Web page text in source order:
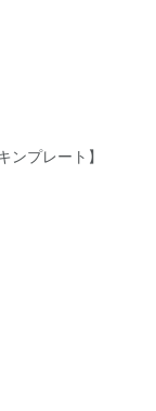
ンプレート】